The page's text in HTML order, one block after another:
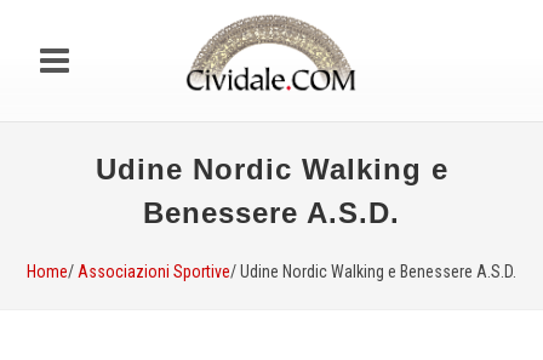
Udine Nordic Walking e
Benessere A.S.D.
Home/ Associazioni Sportive/ Udine Nordic Walking e Benessere A.S.D.